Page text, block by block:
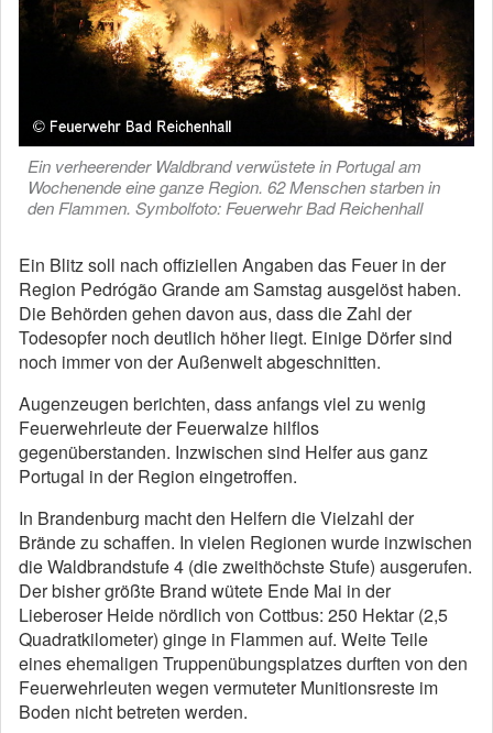
Ein verheerender Waldbrand verwüstete in Portugal am
Wochenende eine ganze Region. 62 Menschen starben in
den Flammen. Symbolfoto: Feuerwehr Bad Reichenhall
Ein Blitz soll nach offiziellen Angaben das Feuer in der
Region Pedrógão Grande am Samstag ausgelöst haben.
Die Behörden gehen davon aus, dass die Zahl der
Todesopfer noch deutlich höher liegt. Einige Dörfer sind
noch immer von der Außenwelt abgeschnitten.
Augenzeugen berichten, dass anfangs viel zu wenig
Feuerwehrleute der Feuerwalze hilflos
gegenüberstanden. Inzwischen sind Helfer aus ganz
Portugal in der Region eingetroffen.
In Brandenburg macht den Helfern die Vielzahl der
Brände zu schaffen. In vielen Regionen wurde inzwischen
die Waldbrandstufe 4 (die zweithöchste Stufe) ausgerufen.
Der bisher größte Brand wütete Ende Mai in der
Lieberoser Heide nördlich von Cottbus: 250 Hektar (2,5
Quadratkilometer) ginge in Flammen auf. Weite Teile
eines ehemaligen Truppenübungsplatzes durften von den
Feuerwehrleuten wegen vermuteter Munitionsreste im
Boden nicht betreten werden.